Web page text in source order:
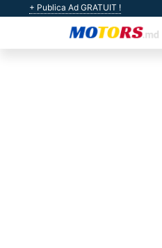
+ Publica Ad GRATUIT !